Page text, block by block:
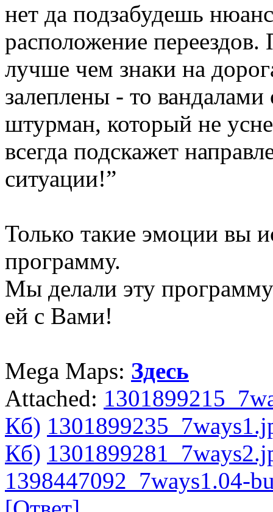
нет да подзабудешь
расположение
лучше чем знаки на
залеплены - то
штурман, который не
всегда подскажет
ситуации!”
Только такие эмоции вы
программу.
Мы делали эту
ей с Вами!
Mega Maps: Здесь
Attached:
Кб)
Кб)
1398447092_7ways1.04-